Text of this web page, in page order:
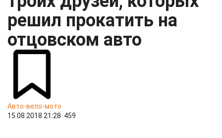
решил прокатить на
отцовском авто
Авто-вело-мото
15.08.2018 21:28 459